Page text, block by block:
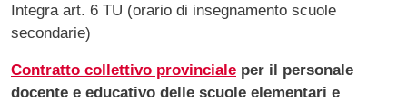
Integra art. 6 TU (orario di insegnamento scuole
secondarie)
Contratto collettivo provinciale per il personale
docente e educativo delle scuole elementari e